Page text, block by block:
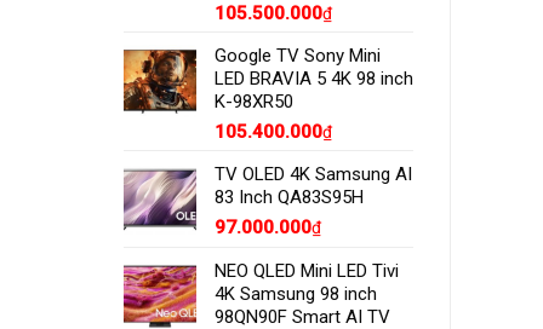
105.500.000₫
Google TV Sony Mini
LED BRAVIA 5 4K 98 inch
K-98XR50
105.400.000₫
TV OLED 4K Samsung AI
83 Inch QA83S95H
97.000.000₫
NEO QLED Mini LED Tivi
4K Samsung 98 inch
98QN90F Smart AI TV